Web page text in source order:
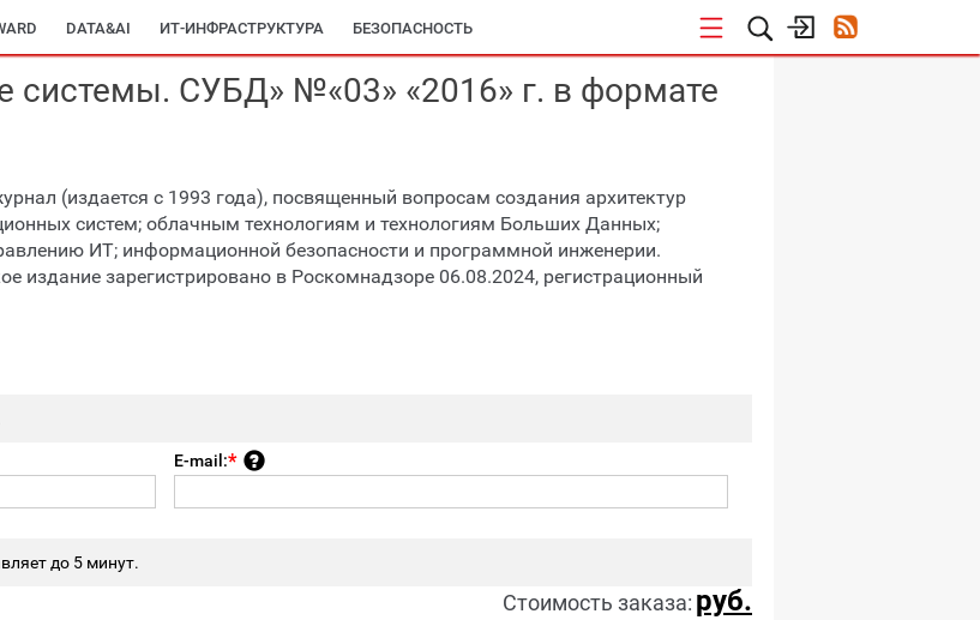
DATA&AI ИТ-ИНФРАСТРУКТУРА БЕЗОПАСНОСТЬ
системы. СУБД» №«03» «2016» г. в формате
(издается с 1993 года), посвященный вопросам создания архитектур
систем; облачным технологиям и технологиям Больших Данных;
ИТ; информационной безопасности и программной инженерии.
издание зарегистрировано в Роскомнадзоре 06.08.2024, регистрационный
E-mail:
до 5 минут.
Стоимость заказа: руб.